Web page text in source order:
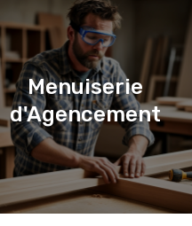
Menuiserie
d'Agencement